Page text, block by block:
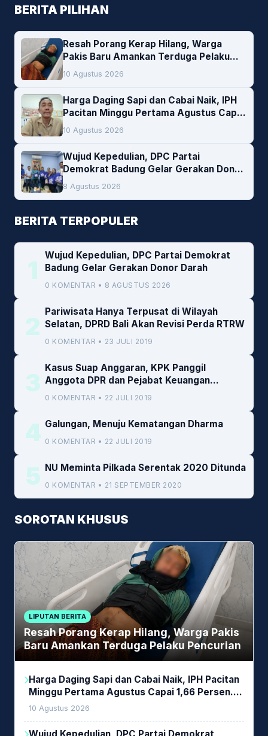
BERITA PILIHAN
Resah Porang Kerap Hilang, Warga
Pakis Baru Amankan Terduga Pelaku
Pencurian
10 Agustus 2026
Harga Daging Sapi dan Cabai Naik, IPH
Pacitan Minggu Pertama Agustus Capai
1,66 Persen. Ini Penjelasan Kabag Ayub
10 Agustus 2026
Wujud Kepedulian, DPC Partai
Demokrat Badung Gelar Gerakan Donor
Darah
8 Agustus 2026
BERITA TERPOPULER
1
Wujud Kepedulian, DPC Partai Demokrat
Badung Gelar Gerakan Donor Darah
0 KOMENTAR • 8 AGUSTUS 2026
2
Pariwisata Hanya Terpusat di Wilayah
Selatan, DPRD Bali Akan Revisi Perda RTRW
0 KOMENTAR • 23 JULI 2019
3
Kasus Suap Anggaran, KPK Panggil
Anggota DPR dan Pejabat Keuangan
Kemenkeu
0 KOMENTAR • 22 JULI 2019
4 Galungan, Menuju Kematangan Dharma
0 KOMENTAR • 22 JULI 2019
5 NU Meminta Pilkada Serentak 2020 Ditunda
0 KOMENTAR • 21 SEPTEMBER 2020
SOROTAN KHUSUS
LIPUTAN BERITA
Resah Porang Kerap Hilang, Warga Pakis
Baru Amankan Terduga Pelaku Pencurian
Harga Daging Sapi dan Cabai Naik, IPH Pacitan
Minggu Pertama Agustus Capai 1,66 Persen.
Ini Penjelasan Kabag Ayub
10 Agustus 2026
Wujud Kepedulian, DPC Partai Demokrat